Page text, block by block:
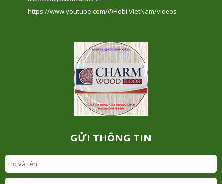
https://www.youtube.com/@Hobi.VietNam/videos
GỬI THÔNG TIN